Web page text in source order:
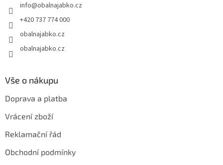
info@obalnajabko.cz
+420 737 774 000
obalnajabko.cz
obalnajabko.cz
Vše o nákupu
Doprava a platba
Vrácení zboží
Reklamační řád
Obchodní podmínky